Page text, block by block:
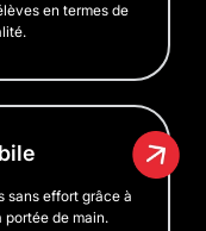
en termes de
sans effort grâce à
portée de main.